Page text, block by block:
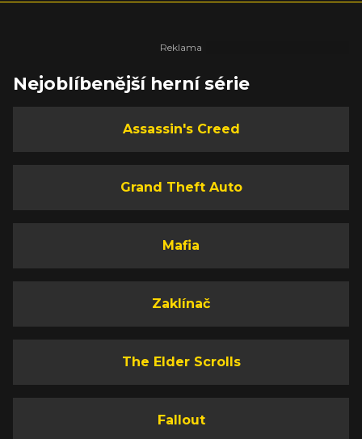
Nejoblíbenější herní série
Assassin's Creed
Grand Theft Auto
Mafia
Zaklínač
The Elder Scrolls
Fallout